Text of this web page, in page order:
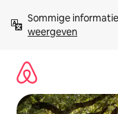
direct
naar
Sommige
weergeven